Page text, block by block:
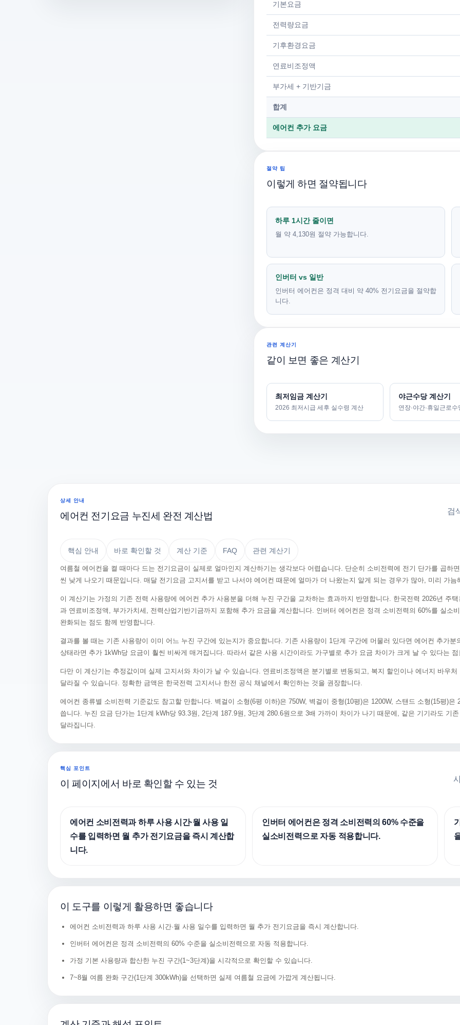
기본요금
전력량요금
기후환경요금
연료비조정액
부가세 + 기반기금
합계
에어컨 추가 요금
절약 팁
이렇게 하면 절약됩니다
하루 1시간 줄이면
월 약 4,130원 절약 가능합니다.
인버터 vs 일반
인버터 에어컨은 정격 대비 약 40% 전기요금을 절약합
니다.
관련 계산기
같이 보면 좋은 계산기
최저임금 계산기
2026 최저시급 세후 실수령 계산
야근수당 계산기
연장·야간·휴일근로
상세 안내
에어컨 전기요금 누진세 완전 계산법 검
핵심 안내 바로 확인할 것 계산 기준 FAQ 관련 계산기
여름철 에어컨을 켤 때마다 드는 전기요금이 실제로 얼마인지 계산하기는 생각보다 어렵습니다. 단순히 소비전력에 전기 단가를 곱하
씬 낮게 나오기 때문입니다. 매달 전기요금 고지서를 받고 나서야 에어컨 때문에 얼마가 더 나왔는지 알게 되는 경우가 많아, 미리 가
이 계산기는 가정의 기존 전력 사용량에 에어컨 추가 사용분을 더해 누진 구간을 교차하는 효과까지 반영합니다. 한국전력 2026년 주
과 연료비조정액, 부가가치세, 전력산업기반기금까지 포함해 추가 요금을 계산합니다. 인버터 에어컨은 정격 소비전력의 60%를 실소
완화되는 점도 함께 반영합니다.
결과를 볼 때는 기존 사용량이 이미 어느 누진 구간에 있는지가 중요합니다. 기존 사용량이 1단계 구간에 머물러 있다면 에어컨 추가
상태라면 추가 1kWh당 요금이 훨씬 비싸게 매겨집니다. 따라서 같은 사용 시간이라도 가구별로 추가 요금 차이가 크게 날 수 있다는
다만 이 계산기는 추정값이며 실제 고지서와 차이가 날 수 있습니다. 연료비조정액은 분기별로 변동되고, 복지 할인이나 에너지 바우
달라질 수 있습니다. 정확한 금액은 한국전력 고지서나 한전 공식 채널에서 확인하는 것을 권장합니다.
에어컨 종류별 소비전력 기준값도 참고할 만합니다. 벽걸이 소형(6평 이하)은 750W, 벽걸이 중형(10평)은 1200W, 스탠드 소형(15평)
씁니다. 누진 요금 단가는 1단계 kWh당 93.3원, 2단계 187.9원, 3단계 280.6원으로 3배 가까이 차이가 나기 때문에, 같은 기기라도 기
달라집니다.
핵심 포인트
이 페이지에서 바로 확인할 수 있는 것
에어컨 소비전력과 하루 사용 시간·월 사용 일
수를 입력하면 월 추가 전기요금을 즉시 계산합
니다.
인버터 에어컨은 정격 소비전력의 60% 수준을
실소비전력으로 자동 적용합니다.
이 도구를 이렇게 활용하면 좋습니다
에어컨 소비전력과 하루 사용 시간·월 사용 일수를 입력하면 월 추가 전기요금을 즉시 계산합니다.
인버터 에어컨은 정격 소비전력의 60% 수준을 실소비전력으로 자동 적용합니다.
가정 기본 사용량과 합산한 누진 구간(1~3단계)을 시각적으로 확인할 수 있습니다.
7~8월 여름 완화 구간(1단계 300kWh)을 선택하면 실제 여름철 요금에 가깝게 계산됩니다.